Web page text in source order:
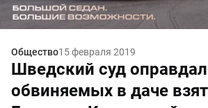
Общество15 февраля 2019
Шведский суд оправдал
обвиняемых в даче